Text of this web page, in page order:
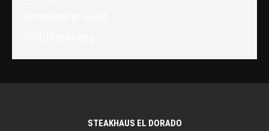
STEAKHAUS EL DORADO